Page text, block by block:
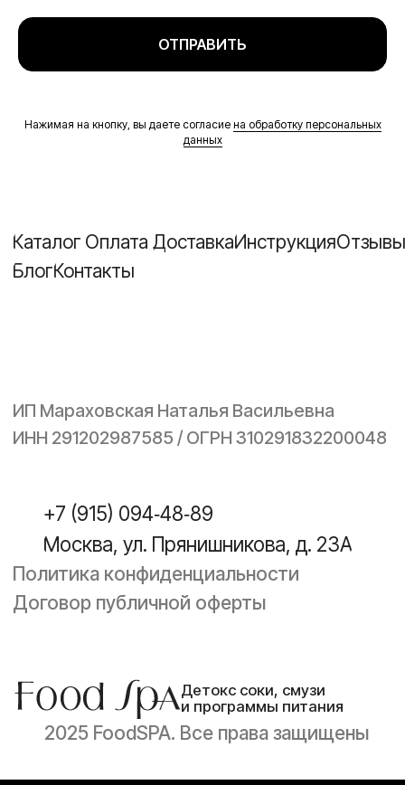
ОТПРАВИТЬ
Нажимая на кнопку, вы даете согласие на обработку персональных
данных